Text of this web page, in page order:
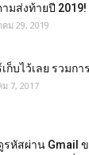
มส่งท้ายปี 2019!
ม 29, 2019
ก็บไว้เลย รวมก
7, 2017
รหัสผ่าน Gmail